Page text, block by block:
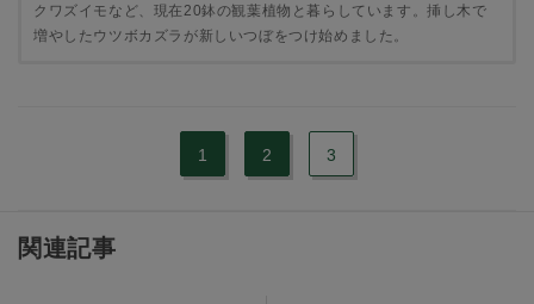
クワズイモなど、現在20鉢の観葉植物と暮らしています。挿し木で
増やしたウツボカズラが新しいつぼをつけ始めました。
1 2 3
関連記事